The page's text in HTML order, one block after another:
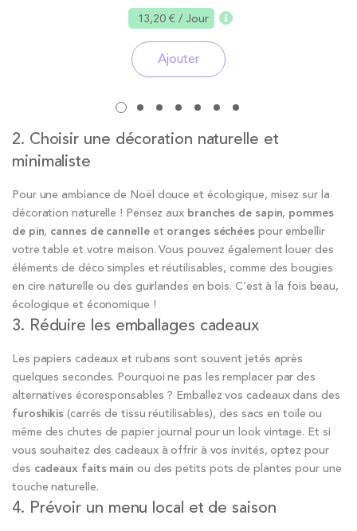
13,20 €/ Jour
Ajouter
2. Choisir une décoration naturelle et
minimaliste
Pour une ambiance de Noël douce et écologique, misez sur la
décoration naturelle ! Pensez aux branches de sapin, pommes
de pin, cannes de cannelleet oranges séchéespour embellir
votre table et votre maison. Vous pouvez également louer des
éléments de déco simples et réutilisables, comme des bougies
en cire naturelle ou des guirlandes en bois. C’est à la fois beau,
écologique et économique !
3. Réduire les emballages cadeaux
Les papiers cadeaux et rubans sont souvent jetés après
quelques secondes. Pourquoi ne pas les remplacer par des
alternatives écoresponsables ? Emballez vos cadeaux dans des
furoshikis(carrés de tissu réutilisables), des sacs en toile ou
même des chutes de papier journal pour un look vintage. Et si
vous souhaitez des cadeaux à offrir à vos invités, optez pour
des cadeaux faits main ou des petits pots de plantes pour une
touche naturelle.
4. Prévoir un menu local et de saison